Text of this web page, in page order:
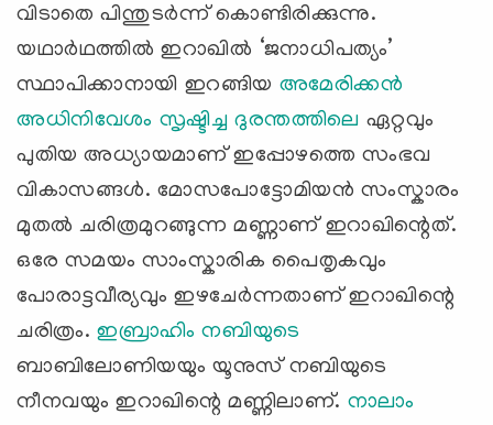
വിടാതെ പിന്തുടര്‍ന്ന് കൊണ്ടിരിക്കുന്നു.
യഥാര്‍ഥത്തില്‍ ഇറാഖില്‍ ‘ജനാധിപത്യം’
സ്ഥാപിക്കാനായി ഇറങ്ങിയ അമേരിക്കന്‍
അധിനിവേശം സൃഷ്ടിച്ച ദുരന്തത്തിലെ ഏറ്റവും
പുതിയ അധ്യായമാണ് ഇപ്പോഴത്തെ സംഭവ
വികാസങ്ങള്‍. മോസപോട്ടോമിയന്‍ സംസ്കാരം
മുതല്‍ ചരിത്രമുറങ്ങുന്ന മണ്ണാണ് ഇറാഖിന്റെത്‌.
ഒരേ സമയം സാംസ്കാരിക പൈതൃകവും
പോരാട്ടവീര്യവും ഇഴചേര്‍ന്നതാണ് ഇറാഖിന്റെ
ചരിത്രം. ഇബ്രാഹിം നബിയുടെ
ബാബിലോണിയയും യൂനുസ്‌ നബിയുടെ
നീനവയും ഇറാഖിന്റെ മണ്ണിലാണ്. നാലാം